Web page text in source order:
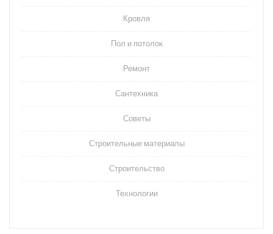
Кровля
Пол и потолок
Ремонт
Сантехника
Советы
Строительные материалы
Строительство
Технологии